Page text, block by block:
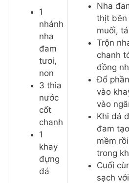
1
nhánh
nha
đam
tươi,
non
3 thìa
nước
cốt
chanh
1
khay
đựng
đá
Nha
thịt bên
muối,
Trộn
chanh
đồng
Đổ
vào
vào
Khi đá
đam
mềm
trong
Cuối
sạch